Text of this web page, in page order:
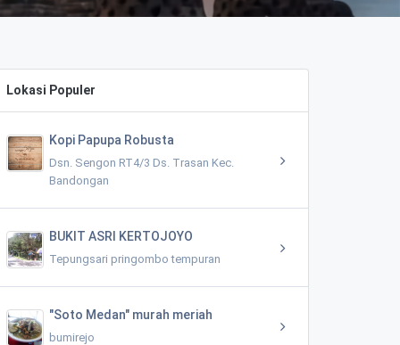
Lokasi Populer
Kopi Papupa Robusta
Dsn. Sengon RT4/3 Ds. Trasan Kec.
Bandongan
BUKIT ASRI KERTOJOYO
Tepungsari pringombo tempuran
"Soto Medan" murah meriah
bumirejo